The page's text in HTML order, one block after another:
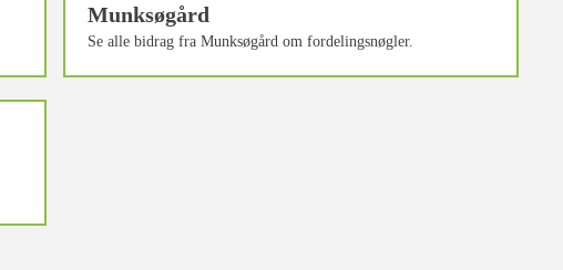
Munksøgård
Se alle bidrag fra Munksøgård om fordelingsnøgler.